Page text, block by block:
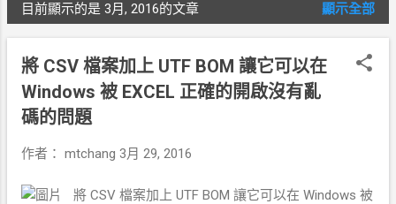
發
表
文
章
目前顯示的是 3月, 2016的文章 顯示全部
將 CSV 檔案加上 UTF BOM 讓它可以在
Windows 被 EXCEL 正確的開啟沒有亂
碼的問題
作者： mtchang 3月 29, 2016
將 CSV 檔案加上 UTF BOM 讓它可以在 Windows 被